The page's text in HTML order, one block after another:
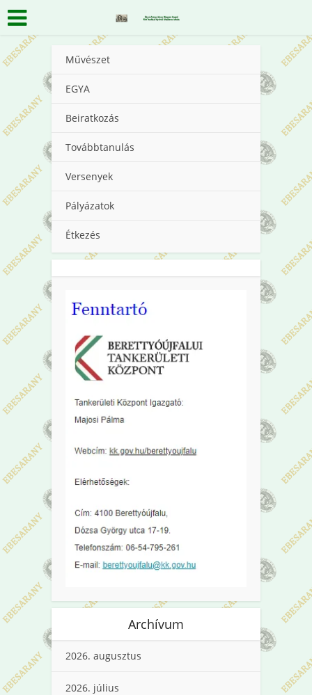
Művészet
EGYA
Beiratkozás
Továbbtanulás
Versenyek
Pályázatok
Étkezés
Archívum
2026. augusztus
2026. július